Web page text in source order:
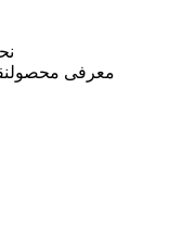
معرفی محصول